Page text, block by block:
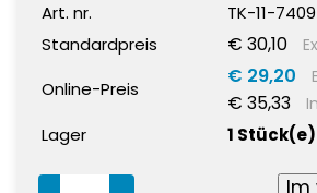
Art. nr.
TK-11-
Standardpreis
€ 30,10
Online-Preis
€ 29,20
€ 35,33
Lager 1 Stück(e)